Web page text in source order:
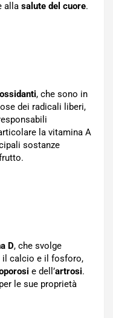
alla salute del cuore.
, che sono in
dei radicali liberi,
la vitamina A
sostanze
D, che svolge
il calcio e il fosforo,
e dell’artrosi.
le sue proprietà